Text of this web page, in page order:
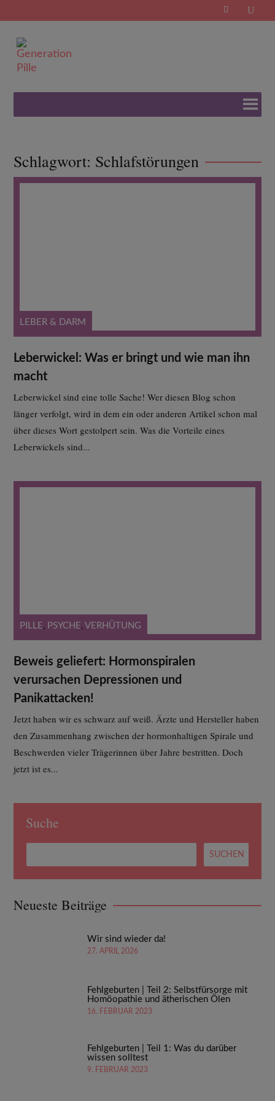
for:
Schlagwort: Schlafstörungen
LEBER & DARM
Leberwickel: Was er bringt und wie man ihn
macht
Leberwickel sind eine tolle Sache! Wer diesen Blog schon
länger verfolgt, wird in dem ein oder anderen Artikel schon mal
über dieses Wort gestolpert sein. Was die Vorteile eines
Leberwickels sind...
PILLE, PSYCHE,VERHÜTUNG
Beweis geliefert: Hormonspiralen
verursachen Depressionen und
Panikattacken!
Jetzt haben wir es schwarz auf weiß. Ärzte und Hersteller haben
den Zusammenhang zwischen der hormonhaltigen Spirale und
Beschwerden vieler Trägerinnen über Jahre bestritten. Doch
jetzt ist es...
Suche
Neueste Beiträge
Wir sind wieder da!
27. APRIL 2026
Fehlgeburten | Teil 2: Selbstfürsorge mit
Homöopathie und ätherischen Ölen
16. FEBRUAR 2023
Fehlgeburten | Teil 1: Was du darüber
wissen solltest
9. FEBRUAR 2023